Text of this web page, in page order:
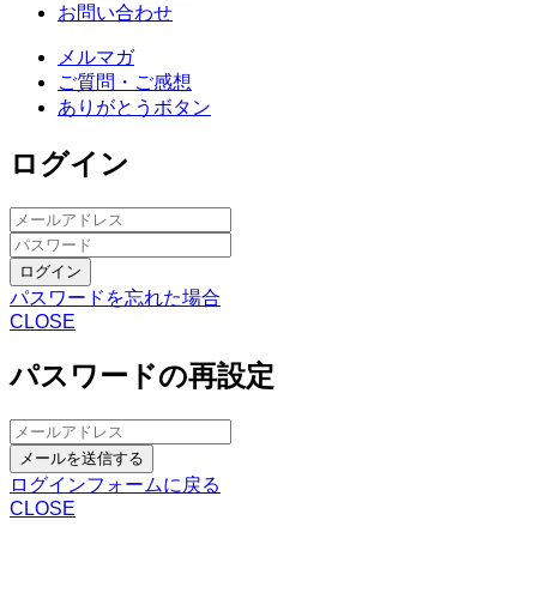
お問い合わせ
メルマガ
ご質問・ご感想
ありがとうボタン
ログイン
ログイン
パスワードを忘れた場合
CLOSE
パスワードの再設定
メールを送信する
ログインフォームに戻る
CLOSE